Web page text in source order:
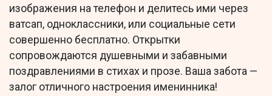
изображения на телефон и делитесь ими через
ватсап, одноклассники, или социальные сети
совершенно бесплатно. Открытки
сопровождаются душевными и забавными
поздравлениями в стихах и прозе. Ваша забота —
залог отличного настроения именинника!